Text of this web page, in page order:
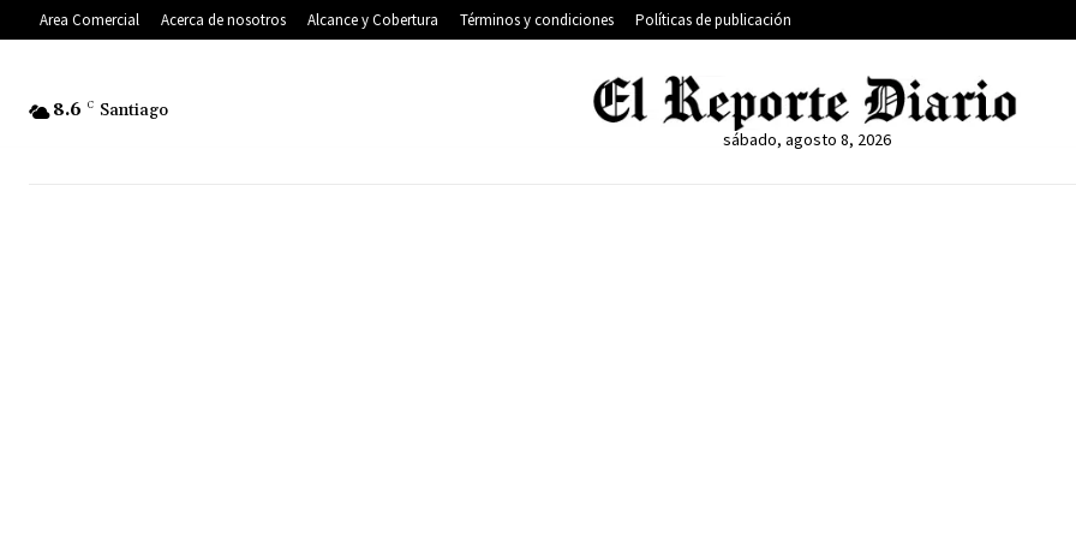
Area Comercial Acerca de nosotros Alcance y Cobertura Términos y condiciones Políticas de publicación
8.6 C Santiago
sábado, agosto 8, 2026